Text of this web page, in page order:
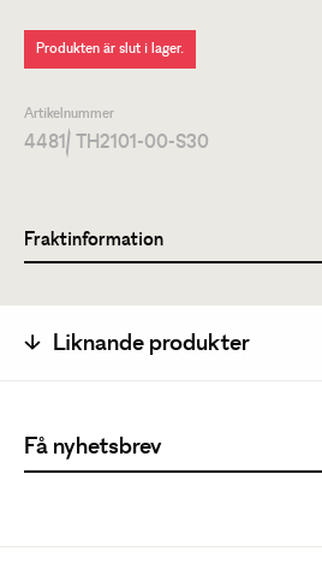
Produkten är slut i lager.
Artikelnummer
4481/ TH2101-00-S30
Fraktinformation
Liknande produkter